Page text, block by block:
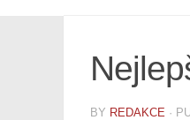
BY REDAKCE ·